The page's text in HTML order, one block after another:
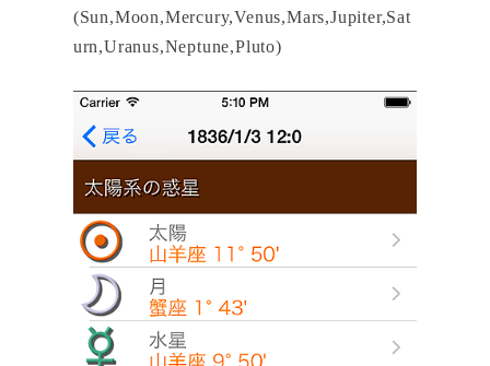
(Sun,Moon,Mercury,Venus,Mars,Jupiter,Sat
urn,Uranus,Neptune,Pluto)